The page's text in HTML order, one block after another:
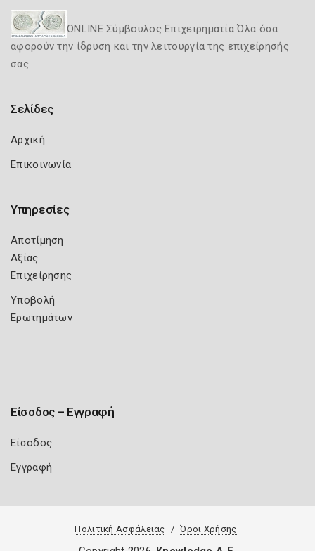
ONLINE Σύμβουλος Επιχειρηματία Όλα όσα
αφορούν την ίδρυση και την λειτουργία της επιχείρησής
σας.
Σελίδες
Αρχική
Επικοινωνία
Υπηρεσίες
Αποτίμηση
Αξίας
Επιχείρησης
Υποβολή
Ερωτημάτων
Είσοδος – Εγγραφή
Είσοδος
Εγγραφή
Πολιτική Ασφάλειας Όροι Χρήσης